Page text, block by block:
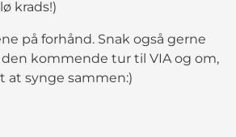
krads!)
på forhånd. Snak også gerne
kommende tur til VIA og om,
at synge sammen:)